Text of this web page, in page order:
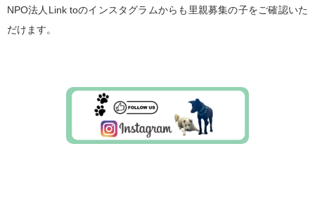
NPO法人Link toのインスタグラムからも里親募集の子をご確認いた
だけます。